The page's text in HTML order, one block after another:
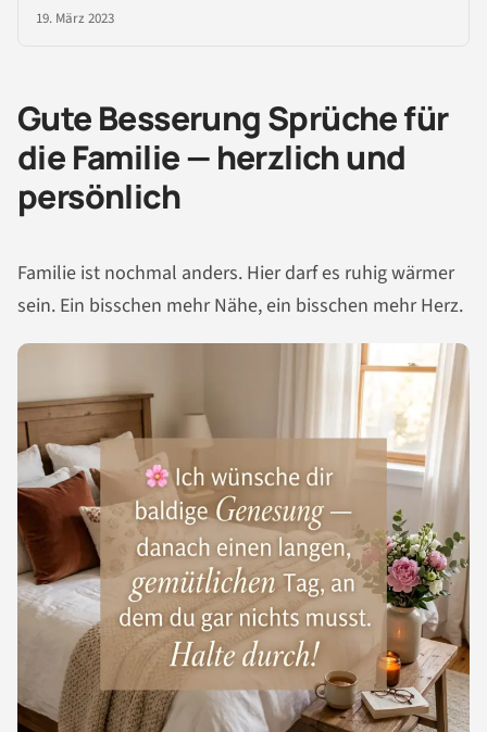
19. März 2023
Gute Besserung Sprüche für
die Familie — herzlich und
persönlich
Familie ist nochmal anders. Hier darf es ruhig wärmer
sein. Ein bisschen mehr Nähe, ein bisschen mehr Herz.